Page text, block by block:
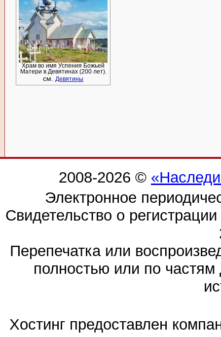
Храм во имя Успения Божьей
Матери в Девятинах (200 лет).
см. Девятины
2008-2026 ©
Электронное
Свидетельство о
Перепечатка или
полностью или по частям
Хостинг предоставлен